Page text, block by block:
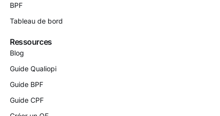
BPF
Tableau de bord
Ressources
Blog
Guide Qualiopi
Guide BPF
Guide CPF